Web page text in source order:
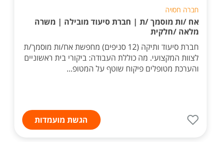
חברה חסויה
אח /ות מוסמך /ת | חברת סיעוד מובילה | משרה
מלאה /חלקית
חברת סיעוד ותיקה (12 סניפים) מחפשת אח/ות מוסמך/ת
לצוות המקצועי. מה כוללת העבודה: ביקורי בית ראשוניים
והערכת מטופלים פיקוח שוטף על המטופ...
הגשת מועמדות